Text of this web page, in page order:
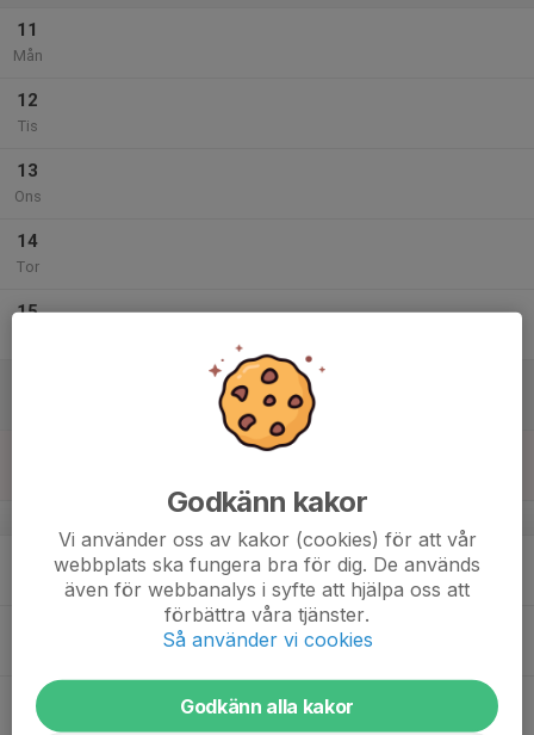
11
Mån
12
Tis
13
Ons
14
Tor
15
v.34
20
Ons
Godkänn kakor
Vi använder oss av kakor (cookies) för att vår
webbplats ska fungera bra för dig. De används
även för webbanalys i syfte att hjälpa oss att
förbättra våra tjänster.
Så använder vi cookies
Godkänn alla kakor